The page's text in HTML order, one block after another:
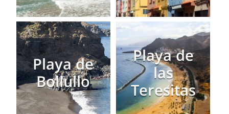
Playa de
Bollullo
Playa de
las
Teresitas